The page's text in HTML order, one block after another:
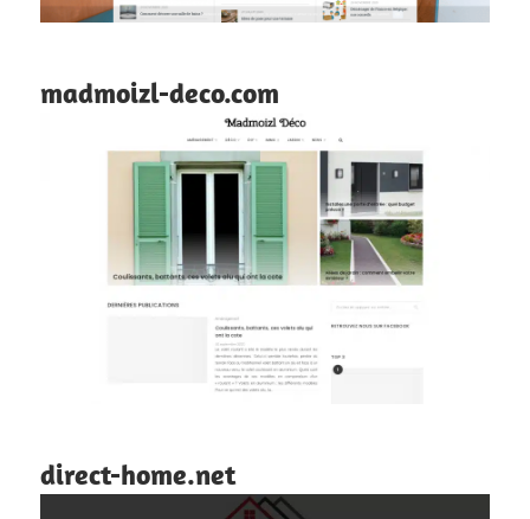
madmoizl-deco.com
direct-home.net